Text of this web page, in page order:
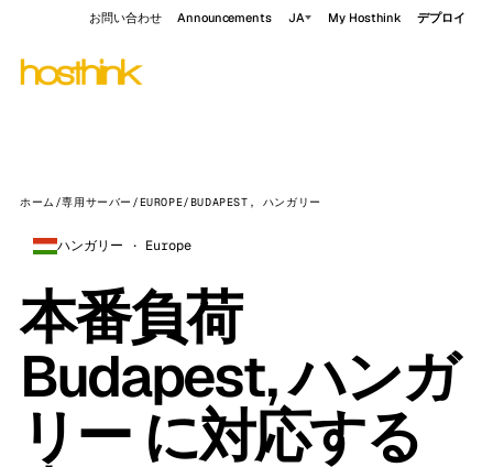
お問い合わせ Announcements JA My Hosthink デプロイ
ホーム /専用サーバー /EUROPE/BUDAPEST, ハンガリー
ハンガリー · Europe
本番負荷
Budapest, ハンガ
リー に対応する